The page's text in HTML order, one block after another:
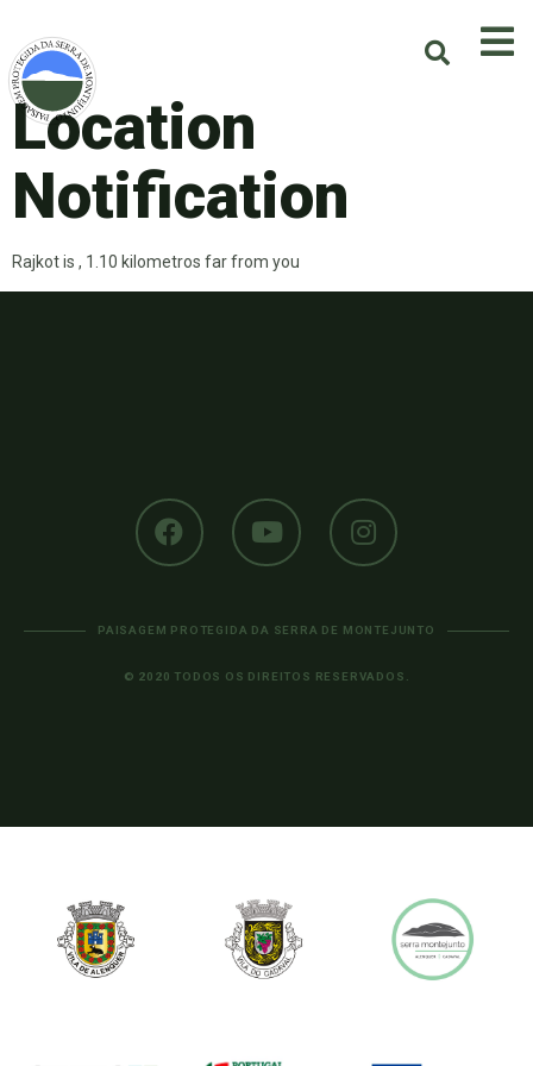
Location
Notification
Rajkot is , 1.10 kilometros far from you
PAISAGEM PROTEGIDA DA SERRA DE MONTEJUNTO
© 2020 TODOS OS DIREITOS RESERVADOS.